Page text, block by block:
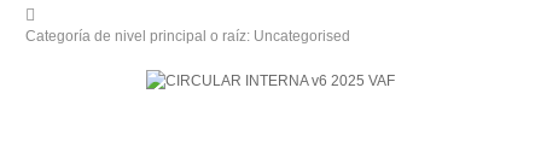
Categoría de nivel principal o raíz: Uncategorised